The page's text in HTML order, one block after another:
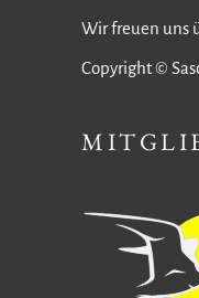
Wir freuen uns
Copyright ©